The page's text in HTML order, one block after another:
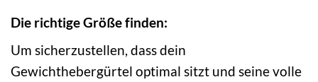
Die richtige Größe finden:
Um sicherzustellen, dass dein
Gewichthebergürtel optimal sitzt und seine volle